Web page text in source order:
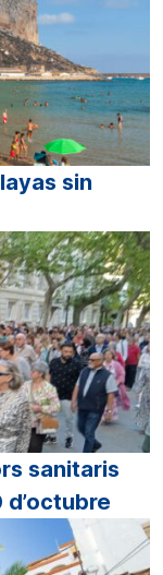
sin
sanitaris